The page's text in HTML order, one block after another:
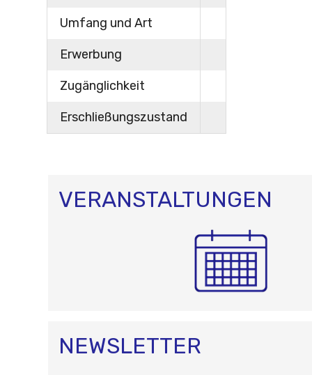
Umfang und Art
Erwerbung
Zugänglichkeit
Erschließungszustand
VERANSTALTUNGEN
NEWSLETTER